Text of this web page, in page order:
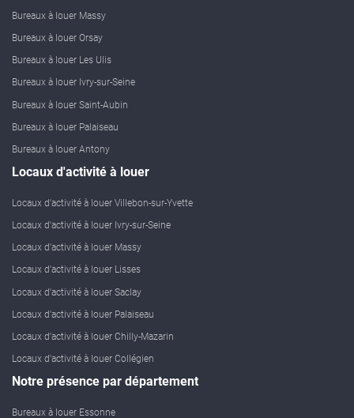
Bureaux à louer Massy
Bureaux à louer Orsay
Bureaux à louer Les Ulis
Bureaux à louer Ivry-sur-Seine
Bureaux à louer Saint-Aubin
Bureaux à louer Palaiseau
Bureaux à louer Antony
Locaux d'activité à louer
Locaux d'activité à louer Villebon-sur-Yvette
Locaux d'activité à louer Ivry-sur-Seine
Locaux d'activité à louer Massy
Locaux d'activité à louer Lisses
Locaux d'activité à louer Saclay
Locaux d'activité à louer Palaiseau
Locaux d'activité à louer Chilly-Mazarin
Locaux d'activité à louer Collégien
Notre présence par département
Bureaux à louer Essonne